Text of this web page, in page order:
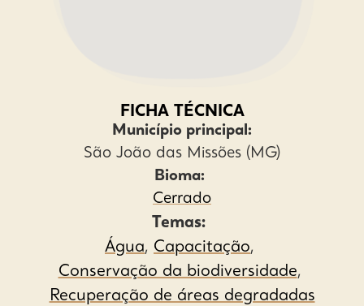
FICHA TÉCNICA
Município principal:
São João das Missões (MG)
Bioma:
Cerrado
Temas:
Água, Capacitação,
Conservação da biodiversidade,
Recuperação de áreas degradadas